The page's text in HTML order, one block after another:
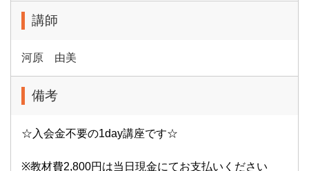
講師
河原 由美
備考
☆入会金不要の1day講座です☆
※教材費2,800円は当日現金にてお支払いください